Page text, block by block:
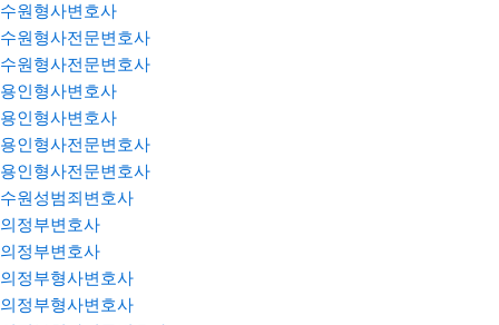
수원형사변호사
수원형사전문변호사
수원형사전문변호사
용인형사변호사
용인형사변호사
용인형사전문변호사
용인형사전문변호사
수원성범죄변호사
의정부변호사
의정부변호사
의정부형사변호사
의정부형사변호사